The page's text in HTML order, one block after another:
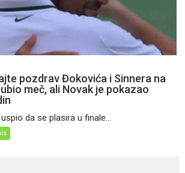
pozdrav Đokovića i Sinnera na
meč, ali Novak je pokazao
da se plasira u finale...